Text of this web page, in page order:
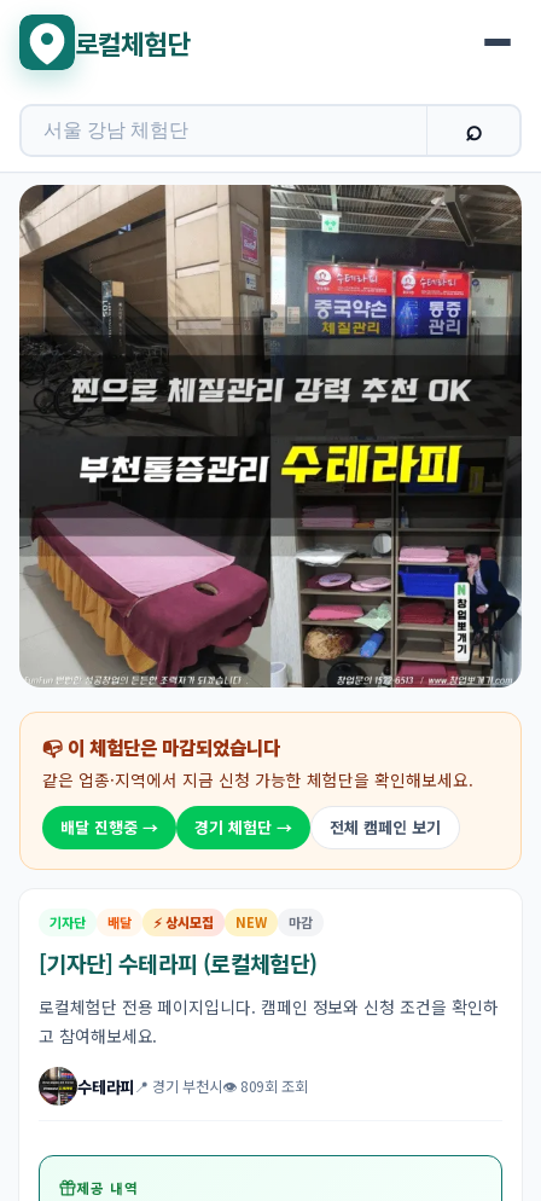
로컬체험단
📭 이 체험단은 마감되었습니다
같은 업종·지역에서 지금 신청 가능한 체험단을 확인해보세요.
배달 진행중 → 경기 체험단 → 전체 캠페인 보기
기자단 배달 ⚡ 상시모집 NEW 마감
[기자단] 수테라피 (로컬체험단)
로컬체험단 전용 페이지입니다. 캠페인 정보와 신청 조건을 확인하
고 참여해보세요.
수테라피 📍 경기 부천시👁 809회 조회
제공 내역